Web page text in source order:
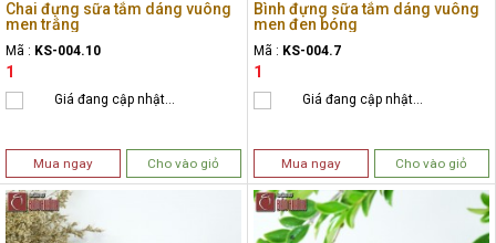
Chai đựng sữa tắm dáng vuông
men trắng
Mã : KS-004.10
1
Giá đang cập nhật...
Mua ngay Cho vào giỏ
Bình đựng sữa tắm dáng vuông
men đen bóng
Mã : KS-004.7
1
Giá đang cập nhật...
Mua ngay Cho vào giỏ